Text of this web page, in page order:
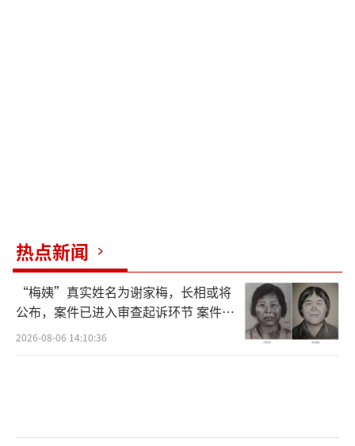
热点新闻
“梅姨”真实姓名为谢家梅，长相或将
公布，案件已进入审查起诉环节 案件迎
来新进展
2026-08-06 14:10:36